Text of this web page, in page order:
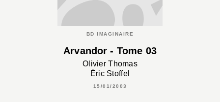
BD IMAGINAIRE
Arvandor - Tome 03
Olivier Thomas
Éric Stoffel
15/01/2003